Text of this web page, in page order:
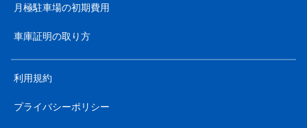
月極駐車場の初期費用
車庫証明の取り方
利用規約
プライバシーポリシー